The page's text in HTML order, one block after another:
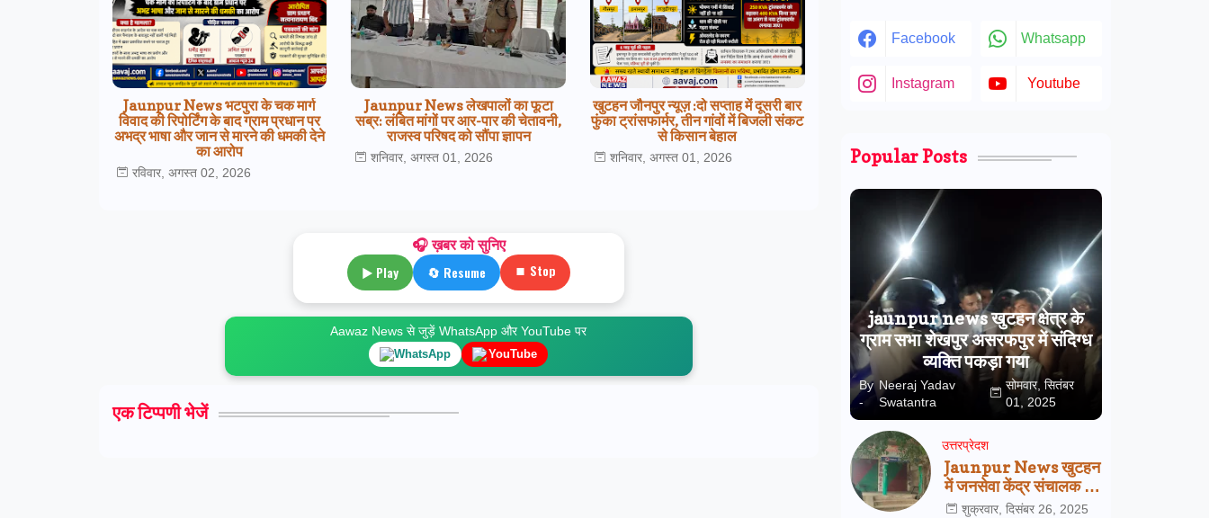
Jaunpur News भटपुरा के चक मार्ग
विवाद की रिपोर्टिंग के बाद ग्राम प्रधान पर
अभद्र भाषा और जान से मारने की धमकी देने
का आरोप
रविवार, अगस्त 02, 2026
Jaunpur News लेखपालों का फूटा
सब्र: लंबित मांगों पर आर-पार की चेतावनी,
राजस्व परिषद को सौंपा ज्ञापन
शनिवार, अगस्त 01, 2026
खुटहन जौनपुर न्यूज़ :दो सप्ताह में दूसरी बार
फुंका ट्रांसफार्मर, तीन गांवों में बिजली संकट
से किसान बेहाल
शनिवार, अगस्त 01, 2026
🎧 ख़बर को सुनिए
▶ Play 🔄 Resume ⏹ Stop
Aawaz News से जुड़ें WhatsApp और YouTube पर
WhatsApp YouTube
एक टिप्पणी भेजें
Facebook Whatsapp
Instagram Youtube
Popular Posts
jaunpur news खुटहन क्षेत्र के
ग्राम सभा शेखपुर असरफपुर में संदिग्ध
व्यक्ति पकड़ा गया
By
-
Neeraj Yadav
Swatantra
सोमवार, सितंबर
01, 2025
उत्तरप्रेदश
Jaunpur News खुटहन
में जनसेवा केंद्र संचालक की
हत्या से हड़कंप, पुलिस जांच
शुक्रवार, दिसंबर 26, 2025